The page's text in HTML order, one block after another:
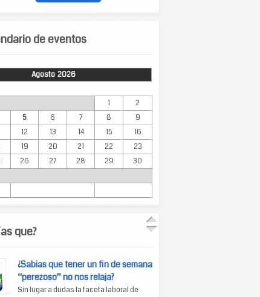
de eventos
Agosto 2026
1
2
5 6 7 8
9
12 13 14 15
16
19 20 21 22
23
26 27 28 29
30
que?
¿Sabias que tener un fin de semana
“perezoso” no nos relaja?
Sin lugar a dudas la faceta laboral de